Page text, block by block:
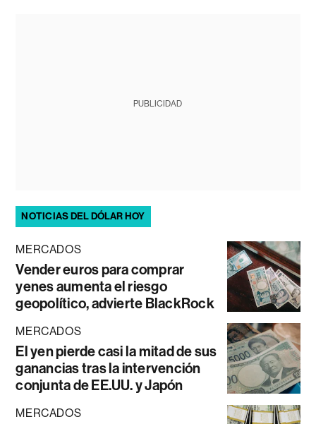
PUBLICIDAD
NOTICIAS DEL DÓLAR HOY
MERCADOS
Vender euros para comprar
yenes aumenta el riesgo
geopolítico, advierte BlackRock
MERCADOS
El yen pierde casi la mitad de sus
ganancias tras la intervención
conjunta de EE.UU. y Japón
MERCADOS